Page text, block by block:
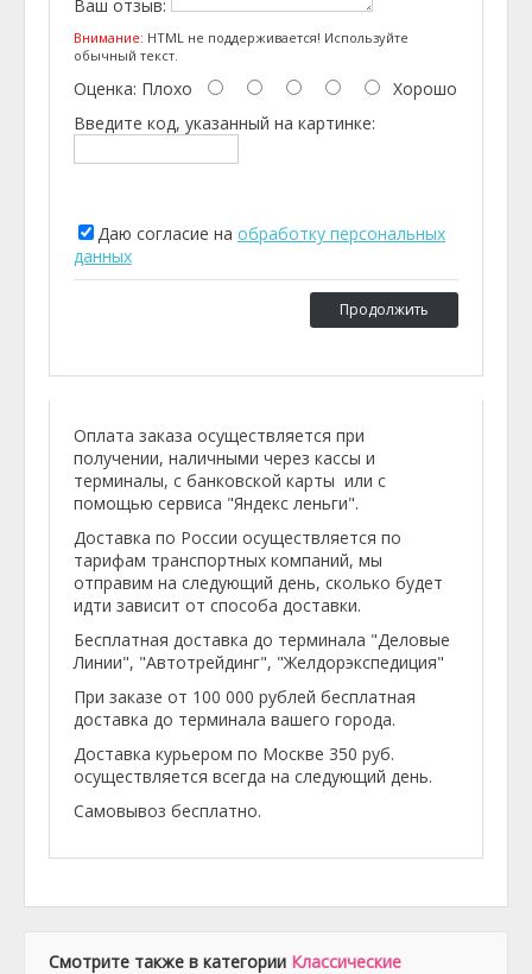
Ваш отзыв:
Внимание: HTML не поддерживается! Используйте
обычный текст.
Оценка: Плохо
Хорошо
Введите код, указанный на картинке:
Даю согласие на обработку персональных
данных
Продолжить
Оплата заказа осуществляется при
получении, наличными через кассы и
терминалы, с банковской карты или с
помощью сервиса "Яндекс леньги".
Доставка по России осуществляется по
тарифам транспортных компаний, мы
отправим на следующий день, сколько будет
идти зависит от способа доставки.
Бесплатная доставка до терминала "Деловые
Линии", "Автотрейдинг", "Желдорэкспедиция"
При заказе от 100 000 рублей бесплатная
доставка до терминала вашего города.
Доставка курьером по Москве 350 руб.
осуществляется всегда на следующий день.
Самовывоз бесплатно.
Смотрите также в категории Классические